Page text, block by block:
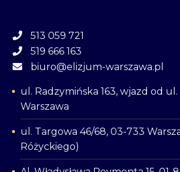
513 059 721
519 666 163
biuro@elizjum-warszawa.pl
ul. Radzymińska 163, wjazd od
Warszawa
ul. Targowa 46/68, 03-733
Różyckiego)